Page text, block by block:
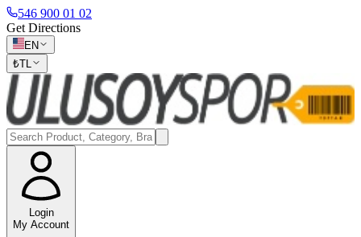
546 900 01 02
Get Directions
EN
₺TL
Login
My Account